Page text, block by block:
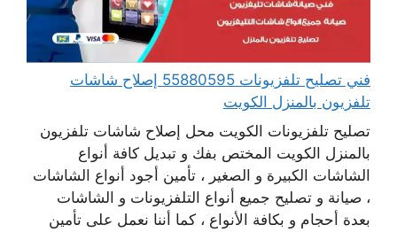
فني تصليح تلفزيونات 55880595 إصلاح شاشات
تلفزيون بالمنزل الكويت
تصليح تلفزيونات الكويت محل إصلاح شاشات تلفزيون
بالمنزل الكويت المختص بفك و تبديل كافة أنواع
الشاشات الكبيرة و الصغير ، تأمين أجود أنواع الشاشات
، صيانة و تصليح جميع أنواع التلفزيونات و الشاشات
بعدة أحجام و بكافة الأنواع ، كما أننا نعمل على تأمين